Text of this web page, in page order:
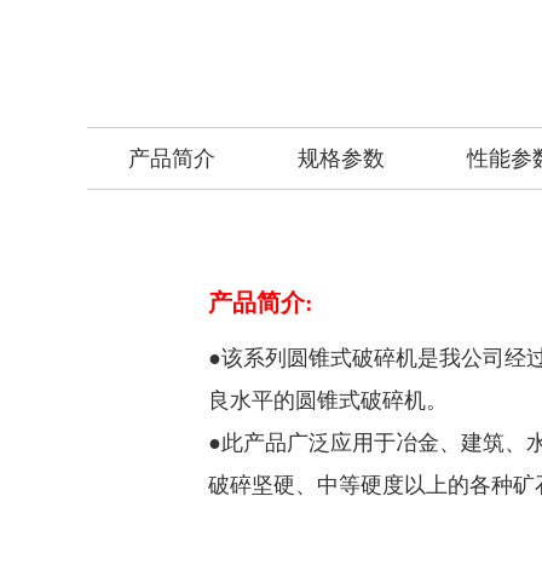
产品简介 规格参数 性能参
产品简介:
●该系列圆锥式破碎机是我公司经
良水平的圆锥式破碎机。
●此产品广泛应用于冶金、建筑、
破碎坚硬、中等硬度以上的各种矿